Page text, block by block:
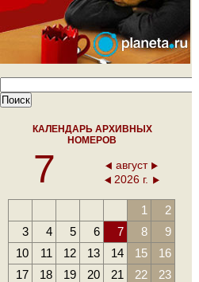
КАЛЕНДАРЬ АРХИВНЫХ
НОМЕРОВ
7
август
2026 г.
1
2
3
4 5 6 7 8
9
10
11 12 13 14 15
16
17
18 19 20 21 22
23